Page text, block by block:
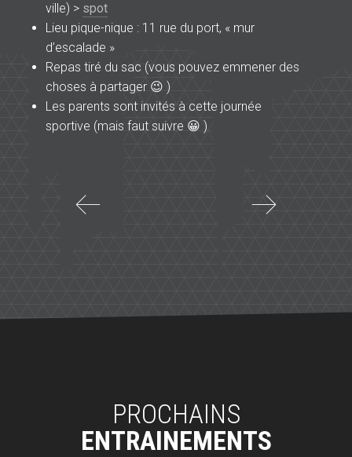
ville) > spot
Lieu pique-nique : 11 rue du port, « mur
d’escalade »
Repas tiré du sac (vous pouvez emmener des
choses à partager 😉 )
Les parents sont invités à cette journée
sportive (mais faut suivre 😀 )
PROCHAINS
ENTRAINEMENTS